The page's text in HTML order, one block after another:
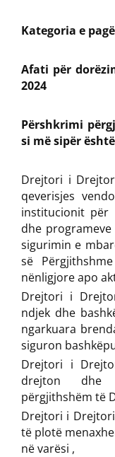
Kategoria e
Afati për
2024
Përshkrimi
si më sipër është
Drejtori i
qeverisjes
institucionit për
dhe
sigurimin e
së
nënligjore apo
Drejtori i
ndjek dhe
ngarkuara
siguron
Drejtori i
drejton dhe
përgjithshëm të
Drejtori i
të plotë
në varësi ,